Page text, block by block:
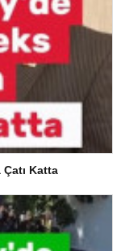
Katta